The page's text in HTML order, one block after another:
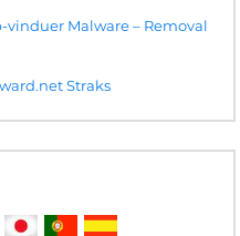
Malware – Removal
Straks